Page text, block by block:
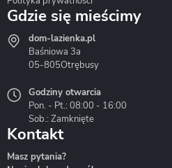
Hydrostop
Liveno
Gdzie się mieścimy
dom-lazienka.pl
Baśniowa 3a
05-805Otrębusy
Godziny otwarcia
Pon. - Pt.: 08:00 - 16:00
Sob.: Zamknięte
Kontakt
Masz pytania?